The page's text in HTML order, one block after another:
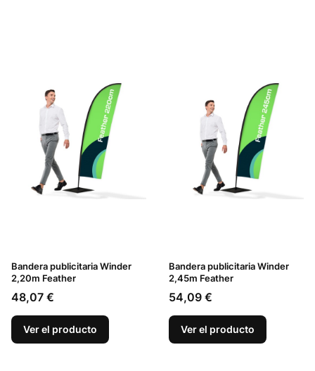
Bandera publicitaria Winder
2,20m Feather
Precio
48,07 €
Ver el producto
Bandera publicitaria Winder
2,45m Feather
Precio
54,09 €
Ver el producto